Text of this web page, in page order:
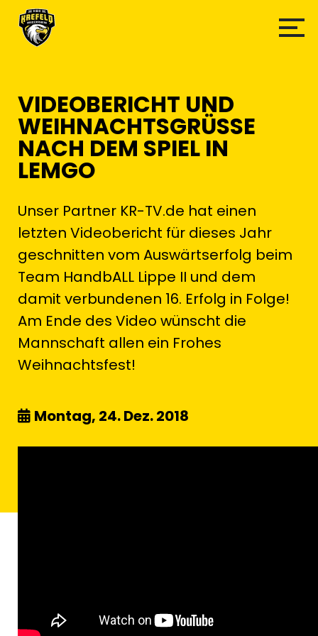
VIDEOBERICHT UND
WEIHNACHTSGRÜSSE N
ACH DEM SPIEL IN L
EMGO
Unser Partner KR-TV.de hat einen
letzten Videobericht für dieses Jahr
geschnitten vom Auswärtserfolg beim
Team HandbALL Lippe II und dem
damit verbundenen 16. Erfolg in Folge!
Am Ende des Video wünscht die
Mannschaft allen ein Frohes
Weihnachtsfest!
Montag, 24. Dez. 2018